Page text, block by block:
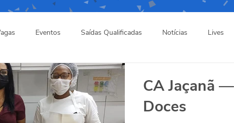
Eventos Saídas Qualificadas Notícias Lives
CA Jaçanã
Doces